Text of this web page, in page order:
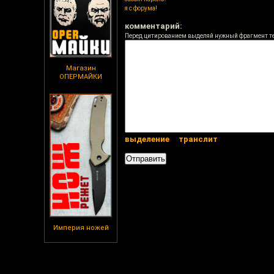
Магазин
ОПЕРМАЙКИ
Империя ножей
я с форума!
комментарий:
Перед цитированием выделяй нужный фрагмент
выделение транслит